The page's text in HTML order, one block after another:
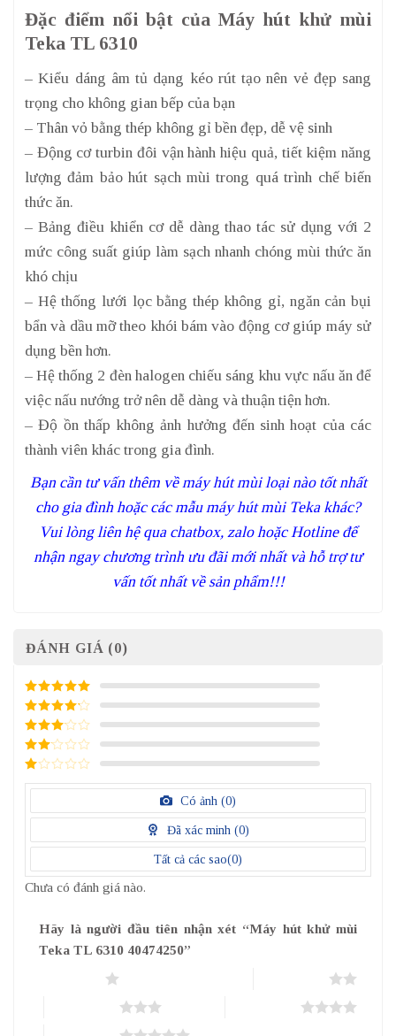
Đặc điểm nổi bật của Máy hút khử mùi
Teka TL 6310
– Kiểu dáng âm tủ dạng kéo rút tạo nên vẻ đẹp sang
trọng cho không gian bếp của bạn
– Thân vỏ bằng thép không gỉ bền đẹp, dễ vệ sinh
– Động cơ turbin đôi vận hành hiệu quả, tiết kiệm năng
lượng đảm bảo hút sạch mùi trong quá trình chế biến
thức ăn.
– Bảng điều khiển cơ dễ dàng thao tác sử dụng với 2
mức công suất giúp làm sạch nhanh chóng mùi thức ăn
khó chịu
– Hệ thống lưới lọc bằng thép không gỉ, ngăn cản bụi
bẩn và dầu mỡ theo khói bám vào động cơ giúp máy sử
dụng bền hơn.
– Hệ thống 2 đèn halogen chiếu sáng khu vực nấu ăn để
việc nấu nướng trở nên dễ dàng và thuận tiện hơn.
– Độ ồn thấp không ảnh hưởng đến sinh hoạt của các
thành viên khác trong gia đình.
Bạn cần tư vấn thêm về máy hút mùi loại nào tốt nhất
cho gia đình hoặc các mẫu máy hút mùi Teka khác?
Vui lòng liên hệ qua chatbox, zalo hoặc Hotline để
nhận ngay chương trình ưu đãi mới nhất và hỗ trợ tư
vấn tốt nhất về sản phẩm!!!
ĐÁNH GIÁ (0)
5/ 5 điểm
4/ 5
điểm
3/ 5
điểm
2/
điểm
1
điểm
Có ảnh (0)
Đã xác minh (0)
Tất cả các sao(0)
Chưa có đánh giá nào.
Hãy là người đầu tiên nhận xét “Máy hút khử mùi
Teka TL 6310 40474250”